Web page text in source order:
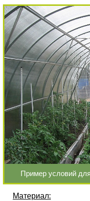
Пример условий
Материал: